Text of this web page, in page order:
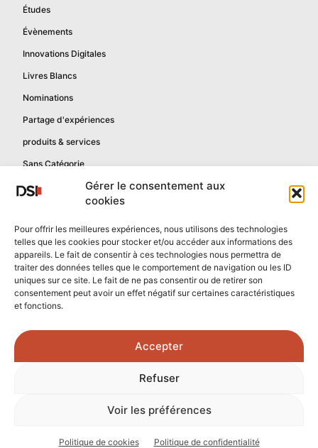
Gérer le consentement aux
cookies
Pour offrir les meilleures expériences, nous utilisons des technologies
telles que les cookies pour stocker et/ou accéder aux informations des
appareils. Le fait de consentir à ces technologies nous permettra de
traiter des données telles que le comportement de navigation ou les ID
uniques sur ce site. Le fait de ne pas consentir ou de retirer son
consentement peut avoir un effet négatif sur certaines caractéristiques
et fonctions.
Accepter
Refuser
Voir les préférences
Politique de cookies Politique de confidentialité
Études
Évènements
Innovations Digitales
Livres Blancs
Nominations
Partage d'expériences
produits & services
Sans Catégorie
Mentions légales
Politique de confidentialité
Contactez-nous
Confidentialité reCAPTCHA
Conditions reCAPTCHA
© 2026 - Tous droits réservés - DSI Numérique